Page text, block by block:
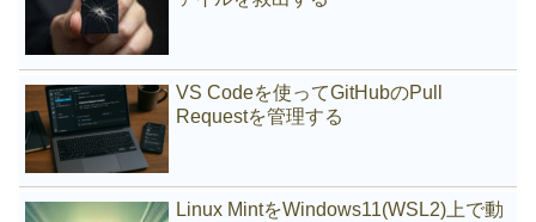
VS Codeを使ってGitHubのPull
Requestを管理する
Linux MintをWindows11(WSL2)上で動